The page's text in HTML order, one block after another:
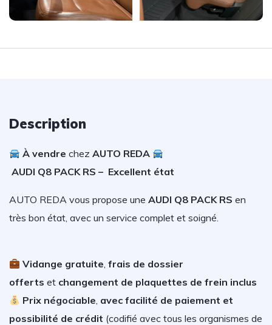
Description
À vendre chez AUTO REDA
AUDI Q8 PACK RS – Excellent état
AUTO REDA vous propose une AUDI Q8 PACK RS en
très bon état, avec un service complet et soigné.
Vidange gratuite,frais de dossier
offerts et changement de plaquettes de frein inclus
Prix négociable, avec facilité de paiement et
possibilité de crédit (codifié avec tous les organismes de